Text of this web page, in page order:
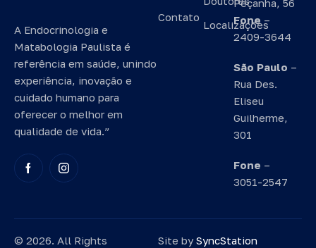
A Endocrinologia e
Matabologia Paulista é
referência em saúde, unindo
experiência, inovação e
cuidado humano para
oferecer o melhor em
qualidade de vida.”
Contato
Localizações
Peçanha, 56
Fone –
2409-3644
São Paulo –
Rua Des.
Eliseu
Guilherme,
301
Fone –
3051-2547
© 2026. All Rights
Site by SyncStation